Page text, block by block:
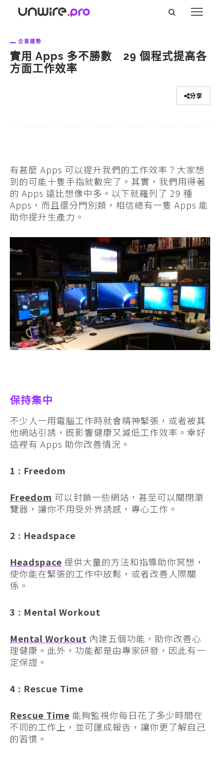
企業趨勢
實用 Apps 多不勝數 29 個程式提高各
方面工作效率
分享
有甚麼 Apps 可以提升我們的工作效率？大家想
到的可能十隻手指就數完了。其實，我們用得著
的 Apps 遠比想像中多。以下就羅列了 29 種
Apps，而且還分門別類，相信總有一隻 Apps 能
助你提升生產力。
保持集中
不少人一用電腦工作時就會精神緊張，或者被其
他網站引誘，既影響健康又減低工作效率。幸好
這裡有 Apps 助你改善情況。
1 : Freedom
Freedom 可以封鎖一些網站，甚至可以關閉瀏
覽器，讓你不用受外界誘感，專心工作。
2 : Headspace
Headspace 提供大量的方法和指導助你冥想，
使你能在緊張的工作中放鬆，或者改善人際關
係。
3 : Mental Workout
Mental Workout 內建五個功能，助你改善心
理健康。此外，功能都是由專家研發，因此有一
定保證。
4 : Rescue Time
Rescue Time 能夠監視你每日花了多少時間在
不同的工作上，並可匯成報告，讓你更了解自己
的習慣。